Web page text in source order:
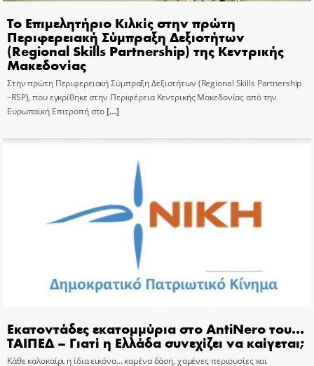
Το Επιμελητήριο Κιλκίς στην πρώτη
Περιφερειακή Σύμπραξη Δεξιοτήτων
(Regional Skills Partnership) της Κεντρικής
Μακεδονίας
Στην πρώτη Περιφερειακή Σύμπραξη Δεξιοτήτων (Regional Skills Partnership
–RSP), που εγκρίθηκε στην Περιφέρεια Κεντρικής Μακεδονίας από την
Ευρωπαϊκή Επιτροπή στο[…]
Εκατοντάδες εκατομμύρια στο AntiNero του…
ΤΑΙΠΕΔ – Γιατί η Ελλάδα συνεχίζει να καίγεται;
Κάθε καλοκαίρι η ίδια εικόνα… καμένα δάση, χαμένες περιουσίες και